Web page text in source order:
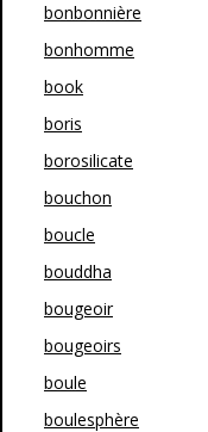
bonbonnière
bonhomme
book
boris
borosilicate
bouchon
boucle
bouddha
bougeoir
bougeoirs
boule
boulesphère